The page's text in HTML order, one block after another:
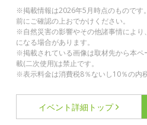
※掲載情報は2026年5月時点のものです
前にご確認の上おでかけください。
※自然災害の影響やその他諸事情によ
になる場合があります。
※掲載されている画像は取材先から本
載(二次使用)は禁止です。
※表示料金は消費税8％ないし10％の内
イベント詳細 トップ